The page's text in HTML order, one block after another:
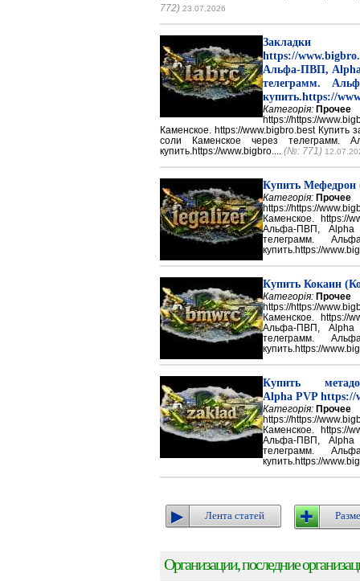
772) 23.07.2026
Закладки
https://
Альфа-ПВП, Alpha
телеграмм.
купить.https://
Категорія: Прочее
https://https://
Каменское. https://www.bigbro.best Купить
соли Каменское через телеграмм.
купить.https://www.bigbro.... (№: 771)
Купить
Категорія: Прочее
https://https://
Каменское. https://
Альфа-ПВП, Alpha
телеграмм.
купить.https://
Купить Кокаин
Категорія: Прочее
https://https://
Каменское. https://
Альфа-ПВП, Alpha
телеграмм.
купить.https://
Купить
Alpha PVP https://
Категорія: Прочее
https://https://
Каменское. https://
Альфа-ПВП, Alpha
телеграмм.
купить.https://
Лента статей
Организации, последние